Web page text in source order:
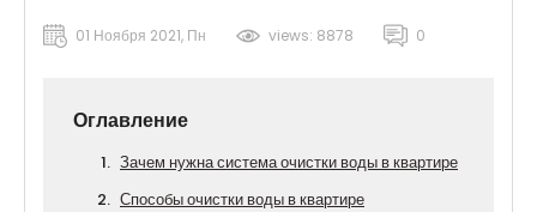
01 Ноября 2021, Пн views: 8878 0
Оглавление
Зачем нужна система очистки воды в квартире
Способы очистки воды в квартире